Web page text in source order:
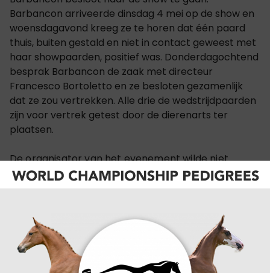
Barbancon arriveerde dinsdag 4 mei op de show en
woensdagavond kreeg ze te horen dat één paard
thuis, buiten gestald en niet in contact geweest met
haar showpaarden, positief was. Donderdagochtend
besprak Barbancon de zaak met directeur
Francesco Bortoletto en ze besloten gezamenlijk
dat ze zou vertrekken. Alle drie de wedstrijdpaarden
zijn voor vertrek getest door de dierenarts ter
plaatsen.
De organisator van het evenement wilde niet
onmiddellijk de reden van het plotselinge vertrek
van Morgan communiceren om het evenement
Toen vrijdag echter de uitslag kwam dat een van
Morgan's paarden op de show positief was, moest
hij alle wedstrijdruiters op de hoogte stellen van de
uitbraak. Er werd direct een stalquarantaine